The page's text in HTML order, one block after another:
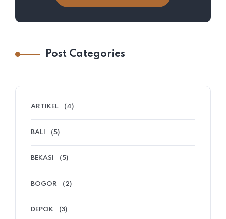
Post Categories
ARTIKEL (4)
BALI (5)
BEKASI (5)
BOGOR (2)
DEPOK (3)